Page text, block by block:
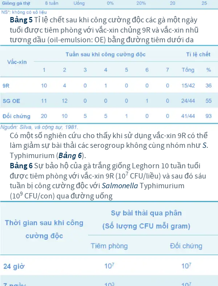
Bảng 5Tỉ lệ chết sau khi công cường độc các gà một ngày
tuổi được tiêm phòng với vắc-xin chủng 9R và vắc-xin nhũ
tương dầu (oil-emulsion: OE) bằng đường tiêm dưới da
Có một số nghiên cứu cho thấy khi sử dụng vắc-xin 9R có thể
làm giảm sự bài thải các serogroup không cùng nhóm nhưS.
Typhimurium (Bảng 6).
Bảng 6 Sự bảo hộ của gà trắng giống Leghorn 10 tuần tuổi
được tiêm phòng với vắc-xin 9R (107 CFU/liều) và sau đó sáu
tuần bị công cường độc với Salmonella Typhimurium
(109 CFU/con) qua đường uống